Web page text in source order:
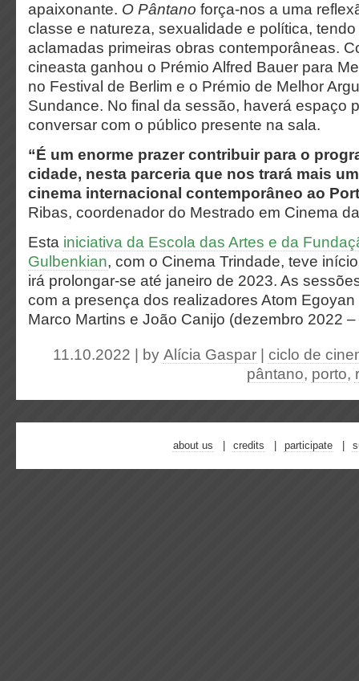
apaixonante. O Pântano força-nos a uma
classe e natureza, sexualidade e política,
aclamadas primeiras obras contemporâneas.
cineasta ganhou o Prémio Alfred Bauer para
no Festival de Berlim e o Prémio de Melhor
Sundance. No final da sessão, haverá espaço
conversar com o público presente na sala.
“É um enorme prazer contribuir para o
cidade, nesta parceria que nos trará mais
cinema internacional contemporâneo ao
Ribas, coordenador do Mestrado em Cinema
Esta iniciativa da Escola das Artes e da
Gulbenkian, com o Cinema Trindade, teve
irá prolongar-se até janeiro de 2023. As
com a presença dos realizadores Atom
Marco Martins e João Canijo (dezembro 2022
11.10.2022 | by Alícia Gaspar
ciclo de
pântano, porto,
about us credits participate